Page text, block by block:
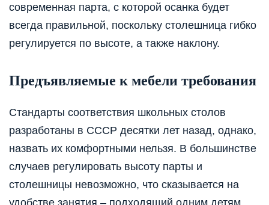
современная парта, с которой осанка будет
всегда правильной, поскольку столешница гибко
регулируется по высоте, а также наклону.
Предъявляемые к мебели требования
Стандарты соответствия школьных столов
разработаны в СССР десятки лет назад, однако,
назвать их комфортными нельзя. В большинстве
случаев регулировать высоту парты и
столешницы невозможно, что сказывается на
удобстве занятия – подходящий одним детям,